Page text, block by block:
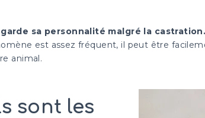
sa personnalité malgré la castration.
est assez fréquent, il peut être
animal.
sont les